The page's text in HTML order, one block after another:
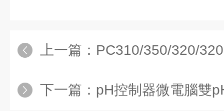
上一篇： PC310/350/320/
下一篇： pH控制器微電腦雙